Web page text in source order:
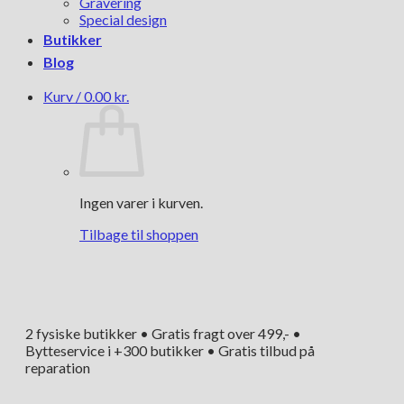
Special design
Butikker
Blog
Kurv /0.00 kr.
Ingen varer i kurven.
Tilbage til shoppen
2 fysiske butikker • Gratis fragt over 499,- •
Bytteservice i +300 butikker • Gratis tilbud på
reparation